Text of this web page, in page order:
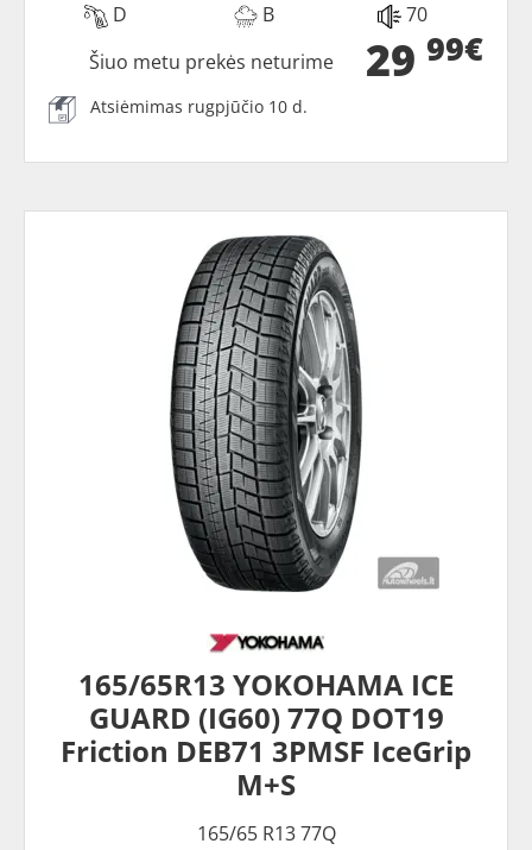
D
B 70
29 99€
Šiuo metu prekės neturime
Atsiėmimas rugpjūčio 10 d.
165/65R13 YOKOHAMA ICE
GUARD (IG60) 77Q DOT19
Friction DEB71 3PMSF IceGrip
M+S
165/65 R13 77Q